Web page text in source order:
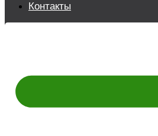
Контакты